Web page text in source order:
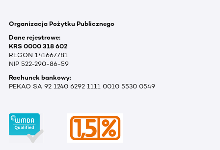
Organizacja Pożytku Publicznego
Dane rejestrowe:
KRS 0000 318 602
REGON 141667781
NIP 522-290-86-59
Rachunek bankowy:
PEKAO SA 92 1240 6292 1111 0010 5530 0549